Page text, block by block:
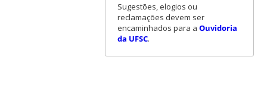
Sugestões, elogios ou
reclamações devem ser
encaminhados para a Ouvidoria
da UFSC.